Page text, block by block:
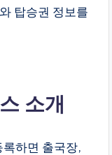
탑승권 정보를
소개
하면 출국장,